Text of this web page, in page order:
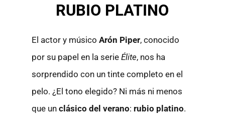
RUBIO PLATINO
El actor y músicoArón Piper, conocido
por su papel en la serieÉlite, nos ha
sorprendido con un tinte completo en el
pelo. ¿El tono elegido? Ni más ni menos
que unclásico del verano: rubio platino.